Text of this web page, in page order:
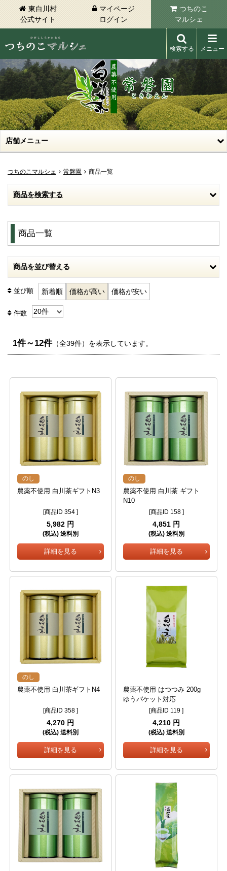
東白川村
公式サイト
マイページ
ログイン
つちのこ
マルシェ
東白川村 つちのこマルシェ
検索する メニュー
店舗メニュー
つちのこマルシェ 常磐園 商品一覧
商品を検索する
商品一覧
商品を並び替える
並び順 新着順 価格が高い 価格が安い
件数
1件～12件（全39件）を表示しています。
のし
農薬不使用 白川茶ギフトN3
[商品ID 354 ]
5,982 円
(税込) 送料別
詳細を見る
のし
農薬不使用 白川茶 ギフト
N10
[商品ID 158 ]
4,851 円
(税込) 送料別
詳細を見る
のし
農薬不使用 白川茶ギフトN4
[商品ID 358 ]
4,270 円
(税込) 送料別
詳細を見る
農薬不使用 はつつみ 200g
ゆうパケット対応
[商品ID 119 ]
4,210 円
(税込) 送料別
詳細を見る